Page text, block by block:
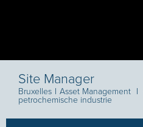
Site Manager
Bruxelles I Asset Management I
petrochemische industrie